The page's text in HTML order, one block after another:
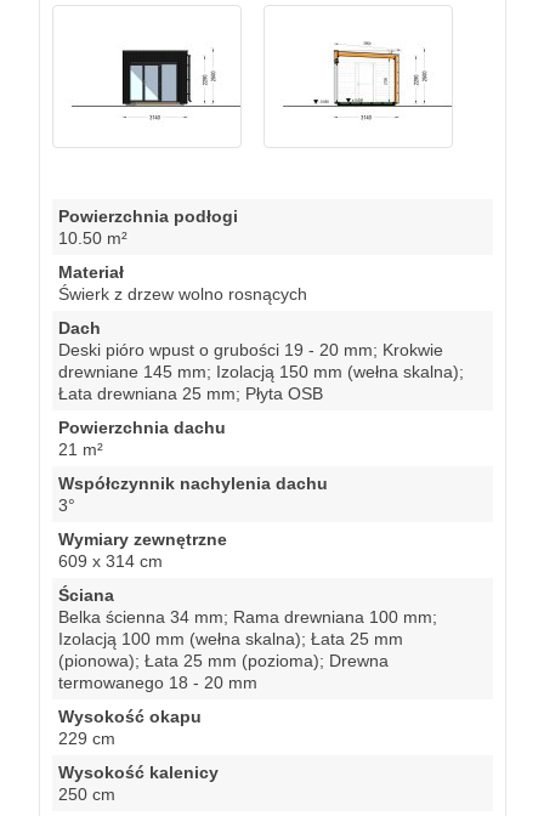
Powierzchnia podłogi
10.50 m²
Materiał
Świerk z drzew wolno rosnących
Dach
Deski pióro wpust o grubości 19 - 20 mm; Krokwie
drewniane 145 mm; Izolacją 150 mm (wełna skalna);
Łata drewniana 25 mm; Płyta OSB
Powierzchnia dachu
21 m²
Współczynnik nachylenia dachu
3°
Wymiary zewnętrzne
609 x 314 cm
Ściana
Belka ścienna 34 mm; Rama drewniana 100 mm;
Izolacją 100 mm (wełna skalna); Łata 25 mm
(pionowa); Łata 25 mm (pozioma); Drewna
termowanego 18 - 20 mm
Wysokość okapu
229 cm
Wysokość kalenicy
250 cm